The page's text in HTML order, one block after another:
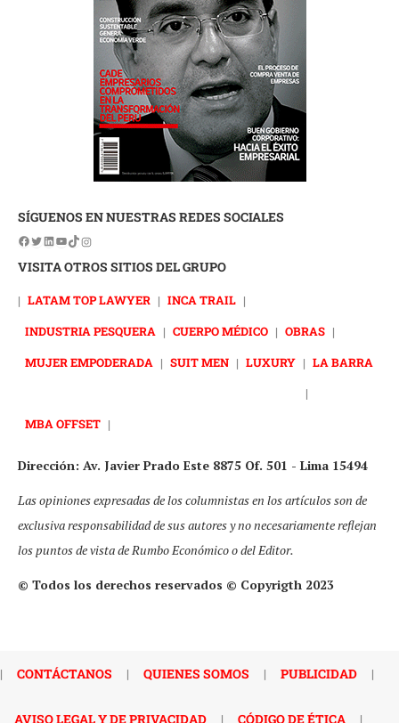
SÍGUENOS EN NUESTRAS REDES SOCIALES
VISITA OTROS SITIOS DEL GRUPO
| LATAM TOP LAWYER | INCA TRAIL |
INDUSTRIA PESQUERA | CUERPO MÉDICO | OBRAS |
MUJER EMPODERADA | SUIT MEN | LUXURY | LA BARRA
|
MBA OFFSET |
Dirección: Av. Javier Prado Este 8875 Of. 501 - Lima 15494
Las opiniones expresadas de los columnistas en los artículos son de
exclusiva responsabilidad de sus autores y no necesariamente reflejan
los puntos de vista de Rumbo Económico o del Editor.
© Todos los derechos reservados © Copyrigth 2023
| CONTÁCTANOS | QUIENES SOMOS | PUBLICIDAD |
AVISO LEGAL Y DE PRIVACIDAD | CÓDIGO DE ÉTICA |